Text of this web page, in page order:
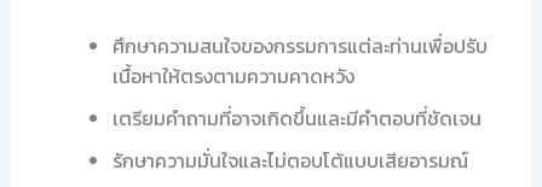
ศึกษาความสนใจของกรรมการแต่ละท่านเพื่อปรับ
เนื้อหาให้ตรงตามความคาดหวัง
เตรียมคำถามที่อาจเกิดขึ้นและมีคำตอบที่ชัดเจน
รักษาความมั่นใจและไม่ตอบโต้แบบเสียอารมณ์